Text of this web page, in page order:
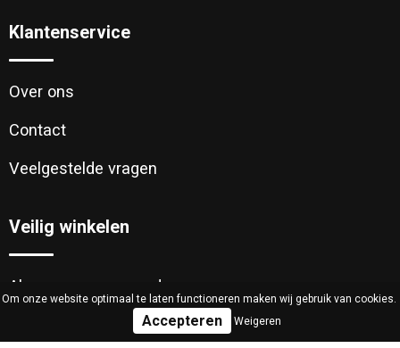
Klantenservice
Over ons
Contact
Veelgestelde vragen
Veilig winkelen
Algemene voorwaarden
Om onze website optimaal te laten functioneren maken wij gebruik van cookies.
Weigeren